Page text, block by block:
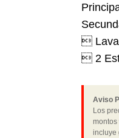

 2
Aviso
Los
incluye